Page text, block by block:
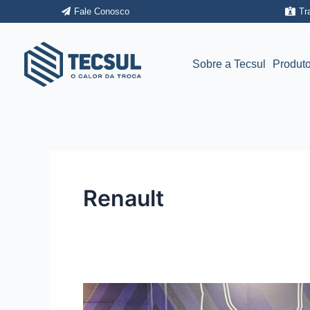
para
conteúdo
Fale Conosco
Sobre a Tecsul
Renault
Benchmark